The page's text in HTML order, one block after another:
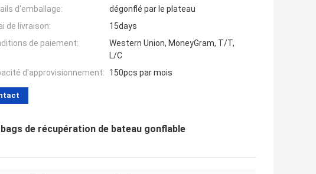
d'emballage:
dégonflé par le plateau
de livraison:
15days
de paiement:
Western Union, MoneyGram, T/T,
L/C
d'approvisionnement:
150pcs par mois
de récupération de bateau gonflable